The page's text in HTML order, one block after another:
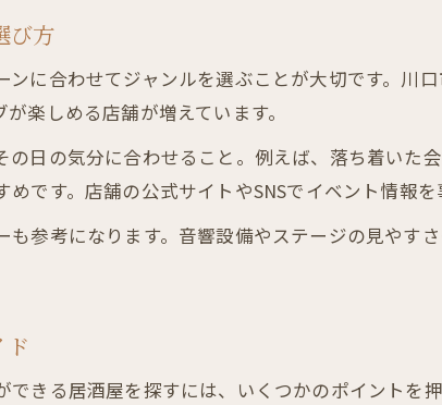
ライブ演奏とお酒で特別な夜を過ごす方法
び方
に合わせてジャンルを選ぶことが大切です。川
楽しめる店舗が増えています。
日の気分に合わせること。例えば、落ち着いた
です。店舗の公式サイトやSNSでイベント情報を
参考になります。音響設備やステージの見やす
ド
きる居酒屋を探すには、いくつかのポイントを